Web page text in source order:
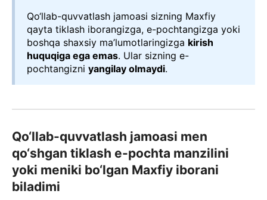
Qo‘llab-quvvatlash jamoasi sizning Maxfiy
qayta tiklash iborangizga, e-pochtangizga yoki
boshqa shaxsiy ma’lumotlaringizga kirish
huquqiga ega emas. Ular sizning e-
pochtangizni yangilay olmaydi.
Qo‘llab-quvvatlash jamoasi men
qo‘shgan tiklash e-pochta manzilini
yoki meniki bo‘lgan Maxfiy iborani
biladimi